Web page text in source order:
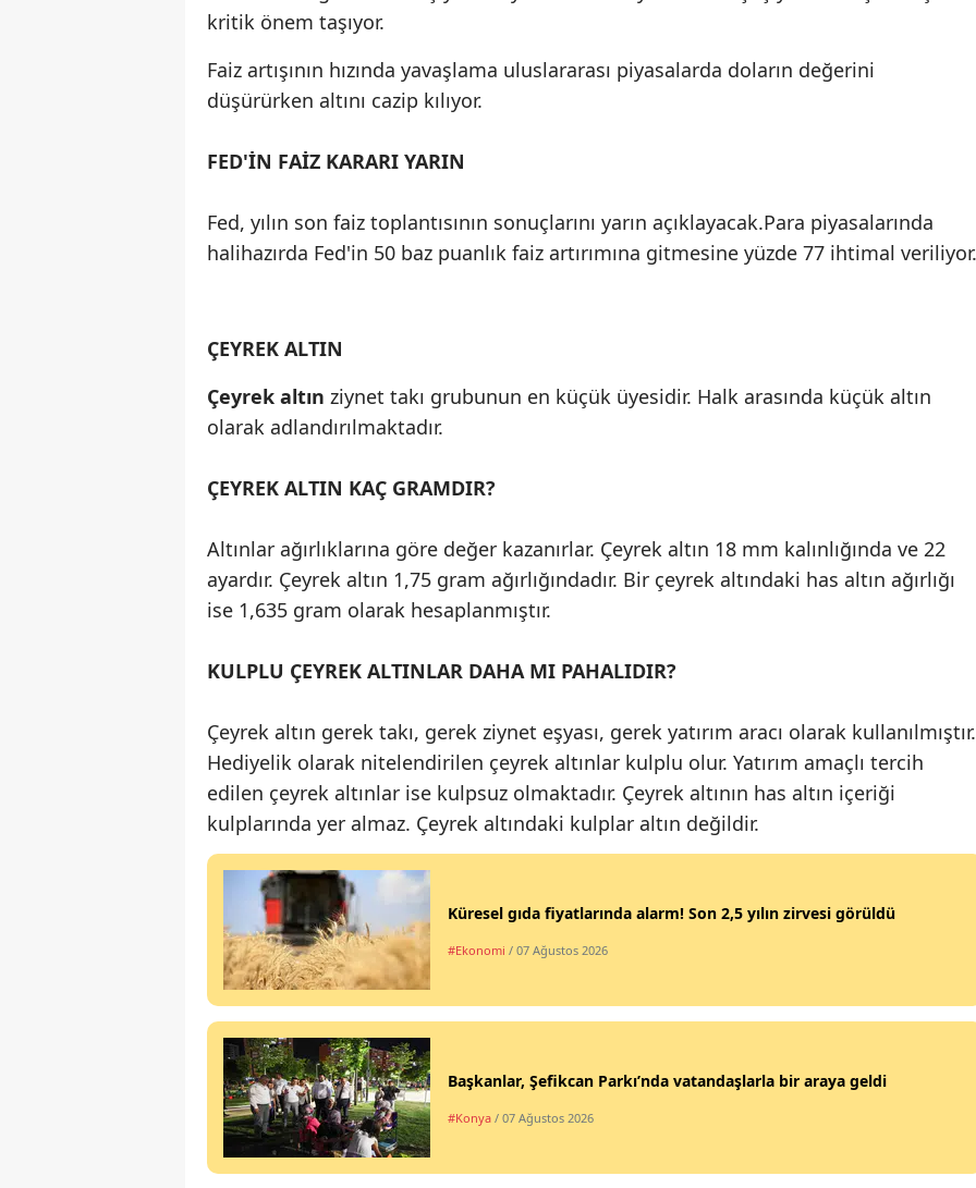
Konya
Manisa
Kahramanmaraş
Muş
Rize
Sivas
Şanlıurfa
kritik önem taşıyor.
Faiz artışının hızında yavaşlama uluslararası piyasalarda doların değerini
düşürürken altını cazip kılıyor.
FED'İN FAİZ KARARI YARIN
Fed, yılın son faiz toplantısının sonuçlarını yarın açıklayacak.Para piyasalarında
halihazırda Fed'in 50 baz puanlık faiz artırımına gitmesine yüzde 77 ihtimal veriliyor.
ÇEYREK ALTIN
Çeyrek altın ziynet takı grubunun en küçük üyesidir. Halk arasında küçük altın
olarak adlandırılmaktadır.
ÇEYREK ALTIN KAÇ GRAMDIR?
Altınlar ağırlıklarına göre değer kazanırlar. Çeyrek altın 18 mm kalınlığında ve 22
ayardır. Çeyrek altın 1,75 gram ağırlığındadır. Bir çeyrek altındaki has altın ağırlığı
ise 1,635 gram olarak hesaplanmıştır.
KULPLU ÇEYREK ALTINLAR DAHA MI PAHALIDIR?
Çeyrek altın gerek takı, gerek ziynet eşyası, gerek yatırım aracı olarak kullanılmıştır.
Hediyelik olarak nitelendirilen çeyrek altınlar kulplu olur. Yatırım amaçlı tercih
edilen çeyrek altınlar ise kulpsuz olmaktadır. Çeyrek altının has altın içeriği
kulplarında yer almaz. Çeyrek altındaki kulplar altın değildir.
Küresel gıda fiyatlarında alarm! Son 2,5 yılın zirvesi görüldü
#Ekonomi / 07 Ağustos 2026
Başkanlar, Şefikcan Parkı’nda vatandaşlarla bir araya geldi
#Konya / 07 Ağustos 2026